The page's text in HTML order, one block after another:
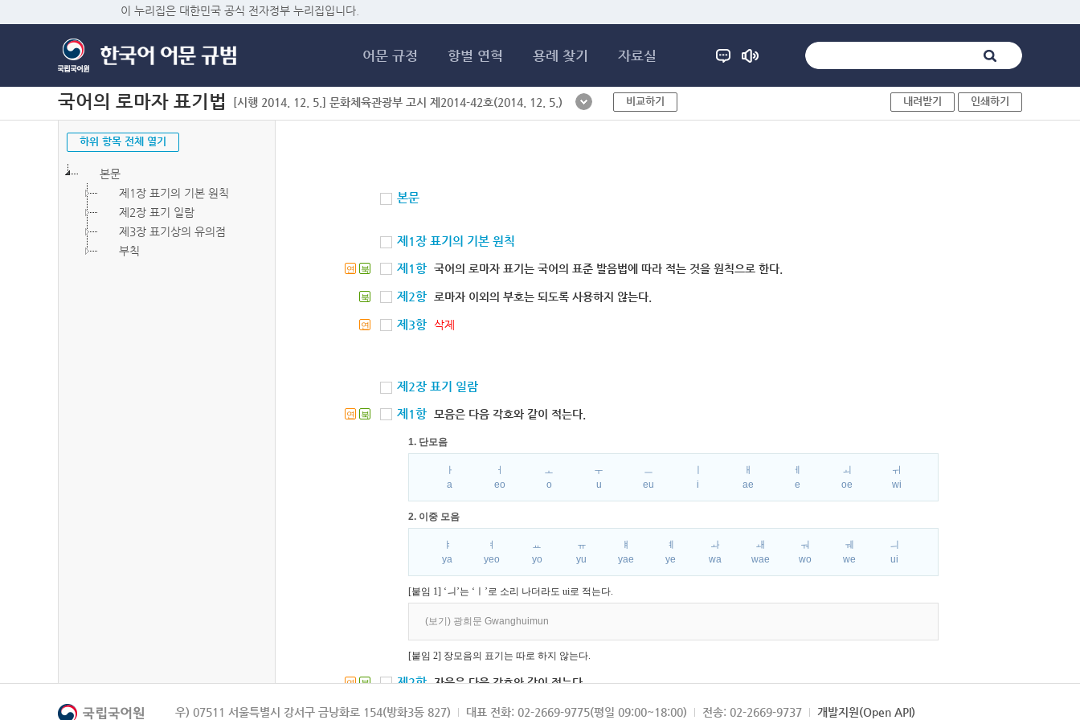
이 누리집은 대한민국 공식 전자정부 누리집입니다.
어문 규정 항별 연혁 용례 찾기 자료실
국어의 로마자 표기법 [시행 2014. 12. 5.] 문화체육관광부 고시 제2014-42호(2014. 12. 5.) 비교하기 내려받기 인쇄하기
하위 항목 전체 열기
본문
제1장 표기의 기본 원칙
제2장 표기 일람
제3장 표기상의 유의점
부칙
본문
제1장 표기의 기본 원칙
연 북 제1항 국어의 로마자 표기는 국어의 표준 발음법에 따라 적는 것을 원칙으로 한다.
북 제2항 로마자 이외의 부호는 되도록 사용하지 않는다.
연 제3항 삭제
제2장 표기 일람
연 북 제1항 모음은 다음 각호와 같이 적는다.
1. 단모음
ㅏ
a
ㅓ
eo
ㅗ
o
ㅜ
u
ㅡ
eu
i
ㅐ
ae
ㅔ
e
ㅚ
oe
ㅟ
wi
2. 이중 모음
ㅑ
ya
ㅕ
yeo
ㅛ
yo
ㅠ
yu
ㅒ
yae
ㅖ
ye
ㅘ
wa
ㅙ
wae
ㅝ
wo
ㅞ
we
ㅢ
ui
[붙임 1] ‘ㅢ’는 ‘ㅣ’로 소리 나더라도 ui로 적는다.
(보기) 광희문 Gwanghuimun
[붙임 2] 장모음의 표기는 따로 하지 않는다.
연 북 제2항 자음은 다음 각호와 같이 적는다.
1. 파열음
우) 07511 서울특별시 강서구 금낭화로 154(방화3동 827) 대표 전화: 02-2669-9775(평일 09:00~18:00) 전송: 02-2669-9737 개발지원(Open API)